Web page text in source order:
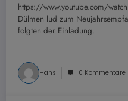
https://www.youtube.com/
Dülmen lud zum
folgten der Einladung.
Hans 0 Kommentare